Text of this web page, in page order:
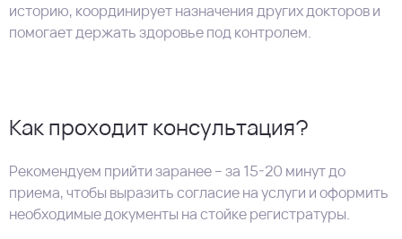
историю, координирует назначения других докторов и
помогает держать здоровье под контролем.
Как проходит консультация?
Рекомендуем прийти заранее – за 15-20 минут до
приема, чтобы выразить согласие на услуги и оформить
необходимые документы на стойке регистратуры.